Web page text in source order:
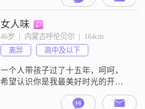
女人味
46岁  |  内蒙古呼伦贝尔  |  164cm
离异
高中及以下
一个人带孩子过了十五年，呵呵，
希望认识你是我最美好时光的开
启，愿我们无怨无悔白头到老